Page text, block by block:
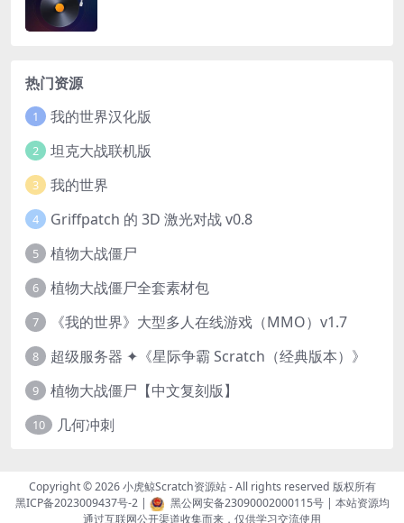
热门资源
1 我的世界汉化版
2 坦克大战联机版
3 我的世界
4 Griffpatch 的 3D 激光对战 v0.8
5 植物大战僵尸
6 植物大战僵尸全套素材包
7 《我的世界》大型多人在线游戏（MMO）v1.7
8 超级服务器 ✦《星际争霸 Scratch（经典版本）》
9 植物大战僵尸【中文复刻版】
10 几何冲刺
Copyright © 2026小虎鲸Scratch资源站- All rights reserved 版权所有
黑ICP备2023009437号-2| 黑公网安备23090002000115号| 本站资源均
通过互联网公开渠道收集而来，仅供学习交流使用